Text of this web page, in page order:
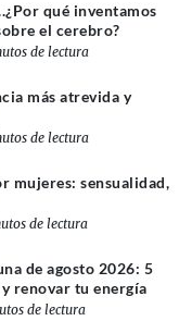
qué inventamos
el cerebro?
de lectura
más atrevida y
de lectura
mujeres: sensualidad,
de lectura
de agosto 2026: 5
renovar tu energía
de lectura